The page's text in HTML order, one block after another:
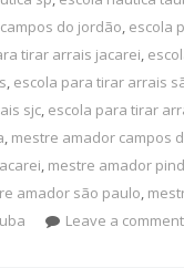
do jordão, escola
tirar arrais jacarei,
, escola para tirar arrais
sjc, escola para tirar
, mestre amador campos
, mestre amador
amador são paulo,
Leave a comment